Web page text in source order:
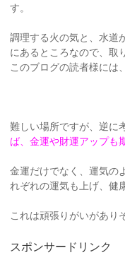
す。
調理する火の気と、水道
にあるところなので、取
このブログの読者様には
難しい場所ですが、逆に
ば、金運や財運アップも
金運だけでなく、運気の
れぞれの運気も上げ、健
これは頑張りがいがあり
スポンサードリンク